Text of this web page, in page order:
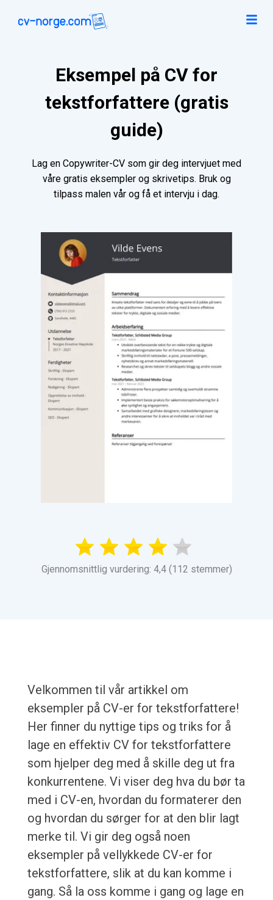
Eksempel på CV for
tekstforfattere (gratis
guide)
Lag en Copywriter-CV som gir deg intervjuet med
våre gratis eksempler og skrivetips. Bruk og
tilpass malen vår og få et intervju i dag.
Gjennomsnittlig vurdering: 4,4 (112 stemmer)
Velkommen til vår artikkel om
eksempler på CV-er for tekstforfattere!
Her finner du nyttige tips og triks for å
lage en effektiv CV for tekstforfattere
som hjelper deg med å skille deg ut fra
konkurrentene. Vi viser deg hva du bør ta
med i CV-en, hvordan du formaterer den
og hvordan du sørger for at den blir lagt
merke til. Vi gir deg også noen
eksempler på vellykkede CV-er for
tekstforfattere, slik at du kan komme i
gang. Så la oss komme i gang og lage en